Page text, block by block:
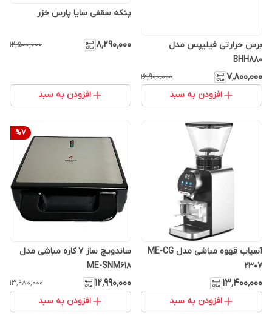
برس حرارتی فیلیپس مدل
BHH880
۷٬۸۰۰٬۰۰۰ ۱۶٬۹۰۰٬۰۰۰
افزودن به سبد
پنکه سقفی سایا پارس خزر
۸٬۲۹۰٬۰۰۰ ۱۲٬۵۰۰٬۰۰۰
افزودن به سبد
آسیاب قهوه مباشی مدل ME-CG
2307
۱۳٬۴۰۰٬۰۰۰
افزودن به سبد
%7
ساندویچ ساز 7 کاره مباشی مدل
ME-SNM618
۱۲٬۹۹۰٬۰۰۰ ۱۳٬۹۸۰٬۰۰۰
افزودن به سبد